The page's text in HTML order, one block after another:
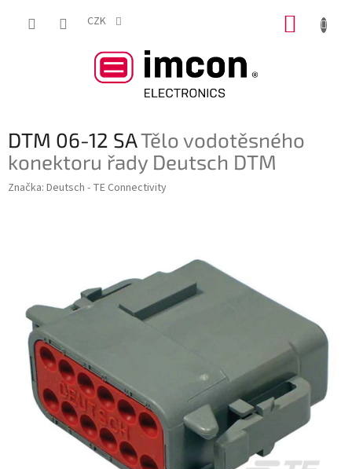
CZK
DTM 06-12 SATělo vodotěsného
konektoru řady Deutsch DTM
Značka: Deutsch - TE Connectivity